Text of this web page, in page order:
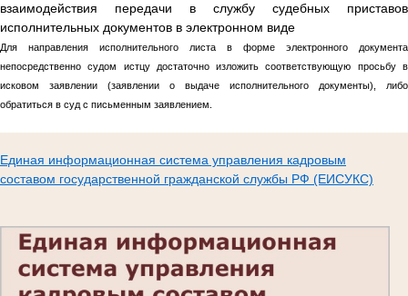
взаимодействия передачи в службу судебных приставов
исполнительных документов в электронном виде
Для направления исполнительного листа в форме электронного документа
непосредственно судом истцу достаточно изложить соответствующую просьбу в
исковом заявлении (заявлении о выдаче исполнительного документы), либо
обратиться в суд с письменным заявлением.
Единая информационная система управления кадровым
составом государственной гражданской службы РФ (ЕИСУКС)